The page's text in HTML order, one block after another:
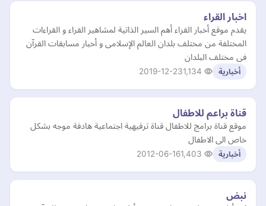
اخبار القراء
يقدم موقع أخبار القراء أهم السير الذاتية لمشاهير القراء و القراءات
المختلفة من مختلف بلدان العالم الإسلامى و أخبار مسابقات القرآن
فى مختلف البلدان
أخبارية 2019-12-23
قناة براعم للاطفال
موقع قناة برامج للاطفال قناة ترفيهية اجتماعية هادفة موجه بشكل
خاص الى الاطفال
أخبارية 2012-06-16
نبض